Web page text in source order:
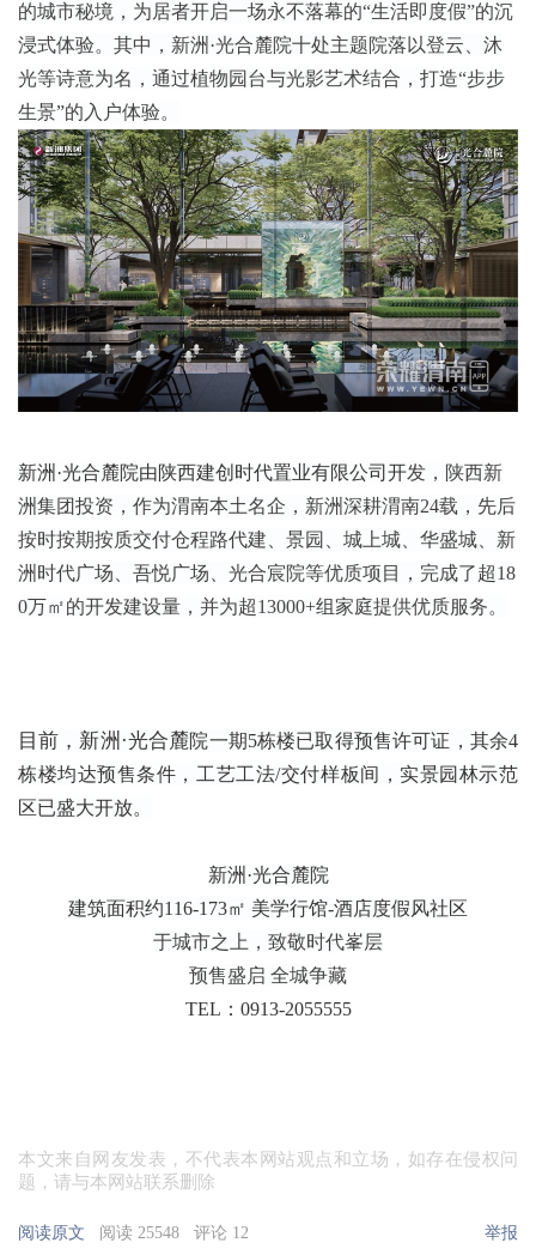
的城市秘境，为居者开启一场永不落幕的“生活即度假”的沉
浸式体验。其中，新洲·光合麓院十处主题院落以登云、沐
光等诗意为名，通过植物园台与光影艺术结合，打造“步步
生景”的入户体验。
新洲·光合麓院由陕西建创时代置业有限公司开发， 陕西新
洲集团投资， 作为渭南本土名企，新洲深耕渭南24载，先后
按时按期按质交付仓程路代建、景园、城上城、华盛城、新
洲时代广场、吾悦广场、光合宸院等优质项目，完成了超18
0万㎡的开发建设量，并为超13000+组家庭提供优质服务。
目前，新洲·光合麓院一期5栋楼已取得预售许可证，其余4
栋楼均达预售条件，工艺工法/交付样板间，实景园林示范
区已盛大开放。
新洲·光合麓院
建筑面积约116-173㎡ 美学行馆-酒店度假风社区
于城市之上，致敬时代峯层
预售盛启 全城争藏
TEL：0913-2055555
本文来自网友发表，不代表本网站观点和立场，如存在侵权问
题，请与本网站联系删除
阅读原文 阅读 25548 评论 12 举报